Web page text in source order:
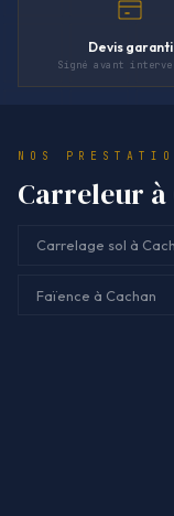
Devis garanti
Signé avant
NOS
Carreleur
Carrelage sol à
Faïence à Cachan